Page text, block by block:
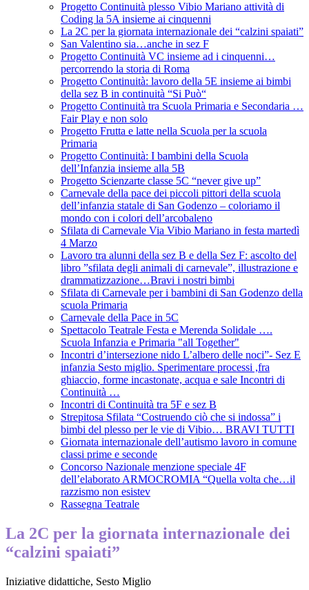
Progetto Continuità plesso Vibio Mariano attività di
Coding la 5A insieme ai cinquenni
La 2C per la giornata internazionale dei “calzini spaiati”
San Valentino sia…anche in sez F
Progetto Continuità VC insieme ad i cinquenni…
percorrendo la storia di Roma
Progetto Continuità: lavoro della 5E insieme ai bimbi
della sez B in continuità “Si Può“
Progetto Continuità tra Scuola Primaria e Secondaria …
Fair Play e non solo
Progetto Frutta e latte nella Scuola per la scuola
Primaria
Progetto Continuità: I bambini della Scuola
dell’Infanzia insieme alla 5B
Progetto Scienzarte classe 5C “never give up”
Carnevale della pace dei piccoli pittori della scuola
dell’infanzia statale di San Godenzo – coloriamo il
mondo con i colori dell’arcobaleno
Sfilata di Carnevale Via Vibio Mariano in festa martedì
4 Marzo
Lavoro tra alunni della sez B e della Sez F: ascolto del
libro ”sfilata degli animali di carnevale”, illustrazione e
drammatizzazione…Bravi i nostri bimbi
Sfilata di Carnevale per i bambini di San Godenzo della
scuola Primaria
Carnevale della Pace in 5C
Spettacolo Teatrale Festa e Merenda Solidale ….
Scuola Infanzia e Primaria "all Together"
Incontri d’intersezione nido L’albero delle noci”- Sez E
infanzia Sesto miglio. Sperimentare processi ,fra
ghiaccio, forme incastonate, acqua e sale Incontri di
Continuità …
Incontri di Continuità tra 5F e sez B
Strepitosa Sfilata “Costruendo ciò che si indossa” i
bimbi del plesso per le vie di Vibio… BRAVI TUTTI
Giornata internazionale dell’autismo lavoro in comune
classi prime e seconde
Concorso Nazionale menzione speciale 4F
dell’elaborato ARMOCROMIA “Quella volta che…il
razzismo non esistev
Rassegna Teatrale
La 2C per la giornata internazionale dei
“calzini spaiati”
Iniziative didattiche, Sesto Miglio